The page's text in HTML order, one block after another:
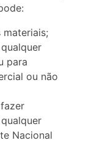
para
ou não
Nacional